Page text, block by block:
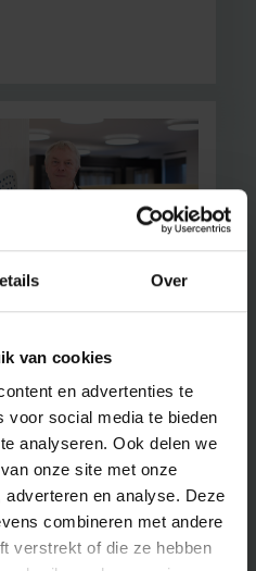
Over
van cookies
en advertenties te
voor social media te bieden
analyseren. Ook delen we
onze site met onze
en analyse. Deze
combineren met andere
verstrekt of die ze hebben
in donkere
Jan Danckaert
en de rol van de
tijden